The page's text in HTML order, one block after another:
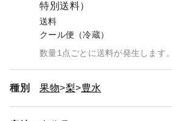
私たちは、甘みや食味が十分にのった
したいと考えています。
発送が始まりましたら、ご予約順に順
特別送料）
送料
クール便（冷蔵）
数量1点ごとに送料が発生します。
種別 果物 梨 豊水